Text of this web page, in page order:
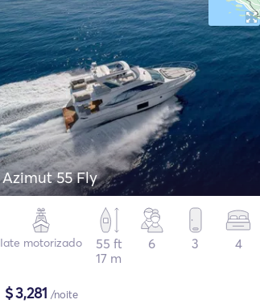
Azimut 55 Fly
Iate motorizado
55 ft
17 m
6 3 4
$3,281 /noite